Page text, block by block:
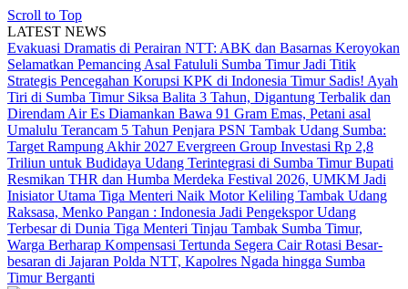
Scroll to Top
LATEST NEWS
Evakuasi Dramatis di Perairan NTT: ABK dan Basarnas Keroyokan
Selamatkan Pemancing Asal Fatululi Sumba Timur Jadi Titik
Strategis Pencegahan Korupsi KPK di Indonesia Timur Sadis! Ayah
Tiri di Sumba Timur Siksa Balita 3 Tahun, Digantung Terbalik dan
Direndam Air Es Diamankan Bawa 91 Gram Emas, Petani asal
Umalulu Terancam 5 Tahun Penjara PSN Tambak Udang Sumba:
Target Rampung Akhir 2027 Evergreen Group Investasi Rp 2,8
Triliun untuk Budidaya Udang Terintegrasi di Sumba TimurBupati
Resmikan THR dan Humba Merdeka Festival 2026, UMKM Jadi
Inisiator Utama Tiga Menteri Naik Motor Keliling Tambak Udang
Raksasa, Menko Pangan : Indonesia Jadi Pengekspor Udang
Terbesar di Dunia Tiga Menteri Tinjau Tambak Sumba Timur,
Warga Berharap Kompensasi Tertunda Segera CairRotasi Besar-
besaran di Jajaran Polda NTT, Kapolres Ngada hingga Sumba
Timur Berganti